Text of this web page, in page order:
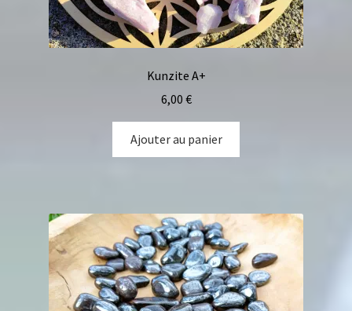
Kunzite A+
6,00 €
Ajouter au panier